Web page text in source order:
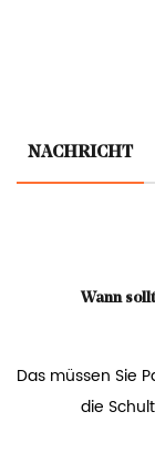
NACHRICHT
Wann
Das müssen Sie
die